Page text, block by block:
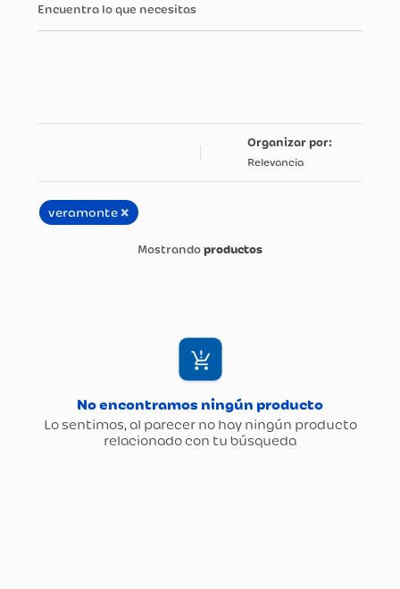
Encuentra lo que necesitas
Relevancia
veramonte ×
productos